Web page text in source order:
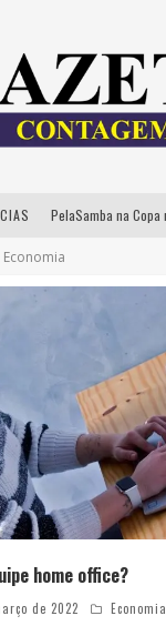
Economia
home office?
de 2022 Economia